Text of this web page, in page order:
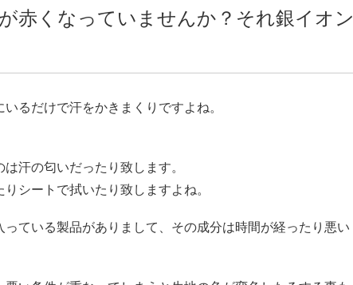
赤くなっていませんか？それ銀イオン
るだけで汗をかきまくりですよね。
汗の匂いだったり致します。
シートで拭いたり致しますよね。
ている製品がありまして、その成分は時間が経ったり悪い